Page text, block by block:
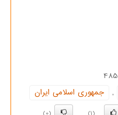
485
,
جمهوری اسلامی ایران
(1)
(0)